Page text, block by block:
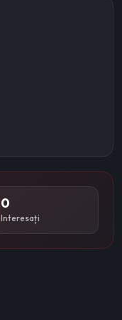
0
Interesați